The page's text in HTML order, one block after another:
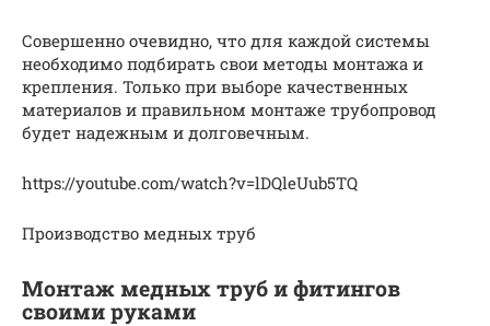
Совершенно очевидно, что для каждой системы
необходимо подбирать свои методы монтажа и
крепления. Только при выборе качественных
материалов и правильном монтаже трубопровод
будет надежным и долговечным.
https://youtube.com/watch?v=lDQleUub5TQ
Производство медных труб
Монтаж медных труб и фитингов
своими руками